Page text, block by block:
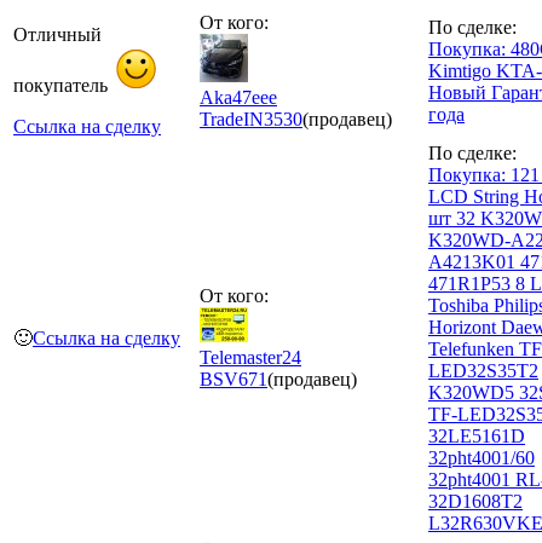
Отличный
покупатель
Ссылка на сделку
От кого:
Aka47eee
TradeIN3530(продавец)
По сделке:
Покупка:
Kimtigo
Новый
года
🙂Ссылка на сделку
От кого:
Telemaster24
BSV671(продавец)
По сделке:
Покупка:
LCD String
шт 32
K320WD-
A4213K01
471R1P53 8
Toshiba
Horizont
Telefunken
LED32S35T2
K320WD5
TF-
32LE5161D
32pht4001/60
32pht4001
32D1608T2
L32R630VKE